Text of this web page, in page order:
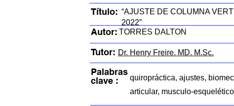
Título: “AJUSTE DE COLUMNA
2022”
Autor:TORRES DALTON
Tutor: Dr. Henry Freire. MD. M.Sc.
Palabras
clave :quiropráctica, ajustes,
articular, musculo-